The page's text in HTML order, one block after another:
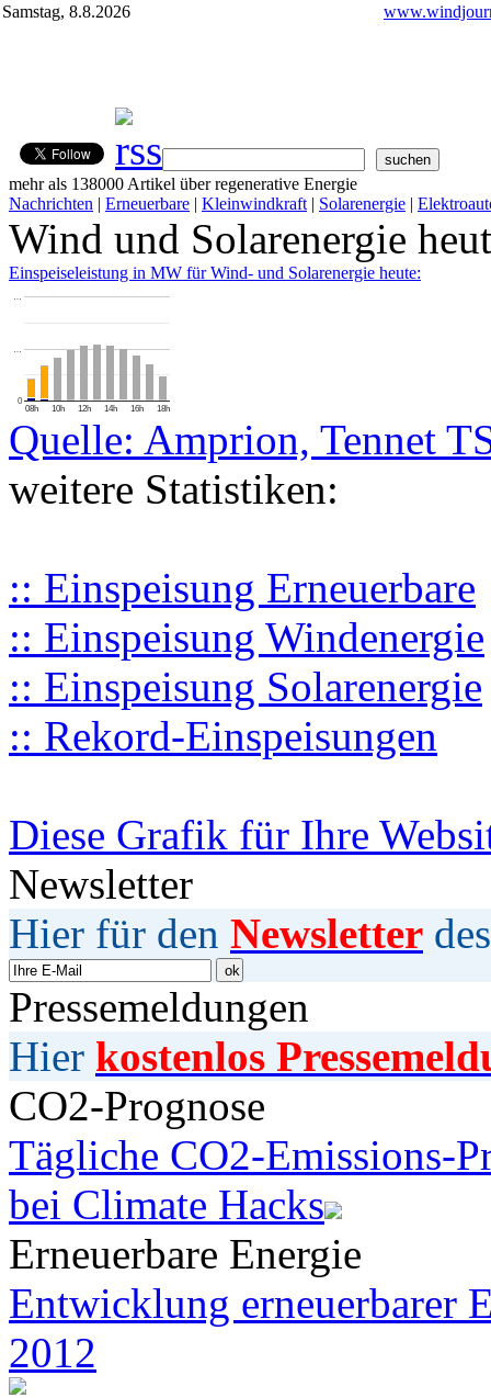
Samstag, 8.8.2026
mehr als 138000 Artikel über regenerative Energie
Nachrichten | Erneuerbare | Kleinwindkraft | Solarenergie |
Wind und Solarenergie
Einspeiseleistung in MW für Wind- und Solarenergie heute:
08h 10h 12h 14h 16h 18h
0
…
…
Quelle: Amprion, Tennet
weitere Statistiken:
:: Einspeisung Erneuerbare
:: Einspeisung Windenergie
:: Einspeisung Solarenergie
:: Rekord-Einspeisungen
Diese Grafik für Ihre
Newsletter
Hier für den Newsletter
Pressemeldungen
Hier kostenlos
CO2-Prognose
Tägliche CO2-Emissions-
bei Climate Hacks
Erneuerbare Energie
Entwicklung erneuerbarer
2012